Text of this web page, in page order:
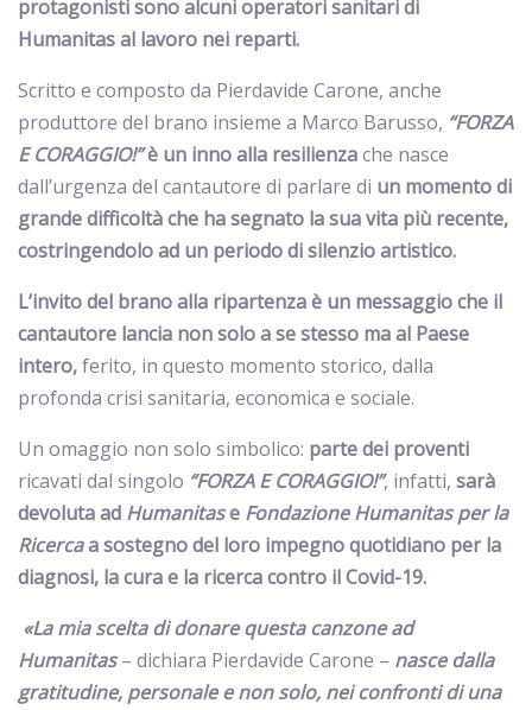
protagonisti sono alcuni operatori sanitari di
Humanitas al lavoro nei reparti.
Scritto e composto da Pierdavide Carone, anche
produttore del brano insieme a Marco Barusso, “FORZA
E CORAGGIO!”è un inno alla resilienzache nasce
dall’urgenza del cantautore di parlare di un momento di
grande difficoltà che ha segnato la sua vita più recente,
costringendolo ad un periodo di silenzio artistico.
L’invito del brano alla ripartenza è un messaggio che il
cantautore lancia non solo a se stesso ma al Paese
intero,ferito, in questo momento storico, dalla
profonda crisi sanitaria, economica e sociale.
Un omaggio non solo simbolico: parte dei proventi
ricavati dal singolo “FORZA E CORAGGIO!”, infatti, sarà
devoluta ad Humanitase Fondazione Humanitas per la
Ricercaa sostegno del loro impegno quotidiano per la
diagnosi, la cura e la ricerca contro il Covid-19.
«La mia scelta di donare questa canzone ad
Humanitas– dichiara Pierdavide Carone – nasce dalla
gratitudine, personale e non solo, nei confronti di una